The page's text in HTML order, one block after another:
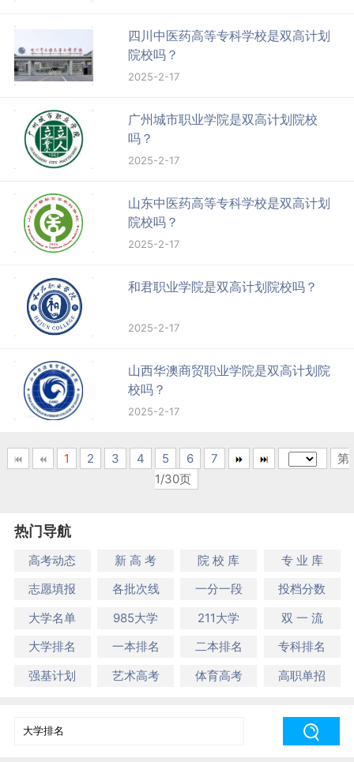
四川中医药高等专科学校是双高计划
院校吗？
2025-2-17
广州城市职业学院是双高计划院校
吗？
2025-2-17
山东中医药高等专科学校是双高计划
院校吗？
2025-2-17
和君职业学院是双高计划院校吗？
2025-2-17
山西华澳商贸职业学院是双高计划院
校吗？
2025-2-17
1 2 3 4 5 6 7
第
1/30页
热门导航
高考动态 新 高 考 院 校 库
专 业 库
志愿填报
各批次线 一分一段
投档分数
大学名单
985大学 211大学
双 一 流
大学排名
一本排名 二本排名
专科排名
强基计划
艺术高考 体育高考 高职单招